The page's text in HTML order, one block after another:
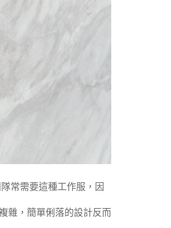
常需要這種工作服，因
雜，簡單俐落的設計反而